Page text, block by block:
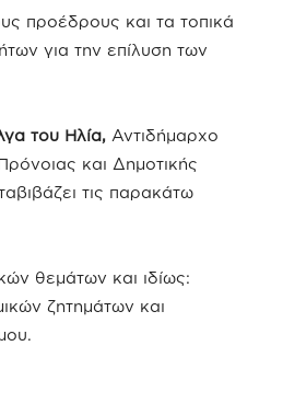
προέδρους και τα τοπικά
για την επίλυση των
του Ηλία, Αντιδήμαρχο
και Δημοτικής
τις παρακάτω
θεμάτων και ιδίως:
ζητημάτων και